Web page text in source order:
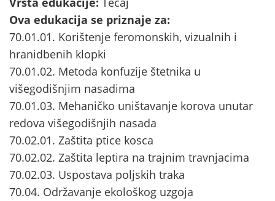
Ova edukacija se priznaje za:
70.01.01. Korištenje feromonskih, vizualnih i
hranidbenih klopki
70.01.02. Metoda konfuzije štetnika u
višegodišnjim nasadima
70.01.03. Mehaničko uništavanje korova unutar
redova višegodišnjih nasada
70.02.01. Zaštita ptice kosca
70.02.02. Zaštita leptira na trajnim travnjacima
70.02.03. Uspostava poljskih traka
70.04. Održavanje ekološkog uzgoja